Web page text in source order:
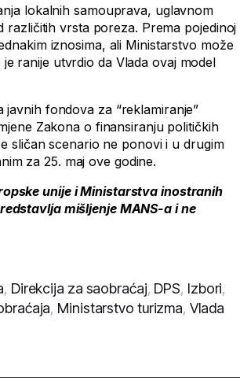
lokalnih samouprava, uglavnom
različitih vrsta poreza. Prema pojedinoj
iznosima, ali Ministarstvo može
ranije utvrdio da Vlada ovaj model
fondova za “reklamiranje”
Zakona o finansiranju političkih
sličan scenario ne ponovi i u drugim
za 25. maj ove godine.
unije i Ministarstva inostranih
mišljenje MANS-a i ne
, Direkcija za saobraćaj, DPS, Izbori,
, Ministarstvo turizma, Vlada